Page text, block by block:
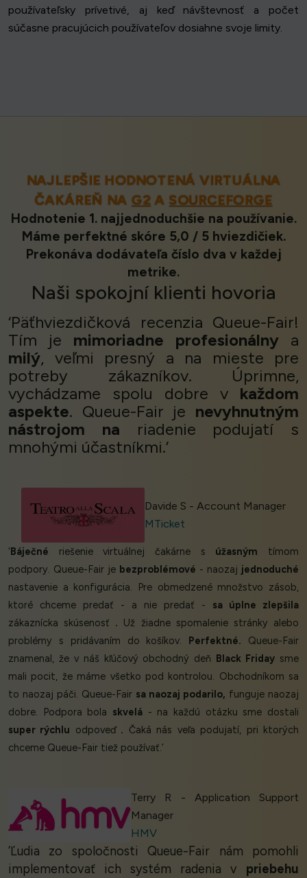
používateľsky prívetivé, aj keď návštevnosť a počet
súčasne pracujúcich používateľov dosiahne svoje limity.
NAJLEPŠIE HODNOTENÁ VIRTUÁLNA
ČAKÁREŇ NAG2 A SOURCEFORGE
Hodnotenie 1. najjednoduchšie na používanie.
Máme perfektné skóre 5,0 / 5 hviezdičiek.
Prekonáva dodávateľa číslo dva v každej
metrike.
Naši spokojní klienti hovoria
‘Päťhviezdičková recenzia Queue-Fair!
Tím je mimoriadne profesionálny a
milý, veľmi presný a na mieste pre
potreby zákazníkov. Úprimne,
vychádzame spolu dobre v každom
aspekte. Queue-Fair je nevyhnutným
nástrojom na riadenie podujatí s
mnohými účastníkmi.’
Davide S - Account Manager
MTicket
‘ Báječné riešenie virtuálnej čakárne s úžasným tímom
podpory. Queue-Fair je bezproblémové - naozaj jednoduché
nastavenie a konfigurácia. Pre obmedzené množstvo zásob,
ktoré chceme predať - a nie predať - sa úplne zlepšila
zákaznícka skúsenosť . Už žiadne spomalenie stránky alebo
problémy s pridávaním do košíkov.
Perfektné. Queue-Fair
znamenal, že v náš kľúčový obchodný deň
Black Friday sme
mali pocit, že máme všetko pod kontrolou. Obchodníkom sa
to naozaj páči. Queue-Fair sa naozaj podarilo, funguje naozaj
dobre. Podpora bola skvelá - na každú otázku sme dostali
super rýchlu odpoveď . Čaká nás veľa podujatí, pri ktorých
chceme Queue-Fair tiež používať.’
Terry R - Application Support
Manager
HMV
‘Ľudia zo spoločnosti Queue-Fair nám pomohli
implementovať ich systém radenia v priebehu